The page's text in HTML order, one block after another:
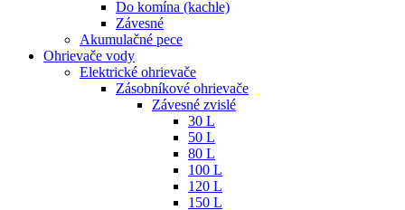
Do komína (kachle)
Závesné
Akumulačné pece
Ohrievače vody
Elektrické ohrievače
Zásobníkové ohrievače
Závesné zvislé
30 L
50 L
80 L
100 L
120 L
150 L